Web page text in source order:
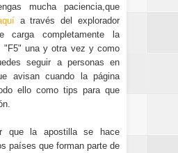
mucha paciencia,que
a través del explorador
carga completamente la
"F5" una y otra vez y como
seguir a personas en
avisan cuando la página
ello como tips para que
que la apostilla se hace
países que forman parte de